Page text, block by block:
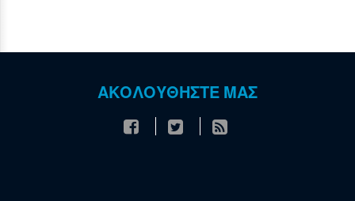
ΑΚΟΛΟΥΘΗΣΤΕ ΜΑΣ